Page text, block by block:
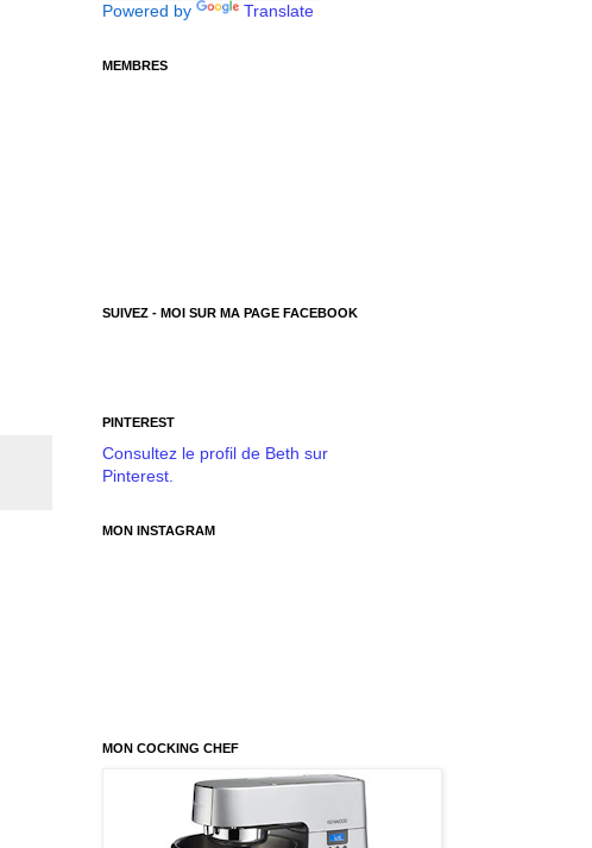
Powered by Translate
MEMBRES
SUIVEZ - MOI SUR MA PAGE FACEBOOK
PINTEREST
Consultez le profil de Beth sur
Pinterest.
MON INSTAGRAM
MON COCKING CHEF